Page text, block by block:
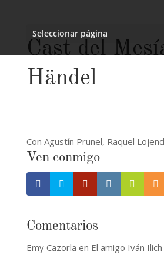
Seleccionar página
Cast del
Händel
Con Agustín Prunel, Raquel
Ven conmigo
Comentarios
Emy Cazorla en El amigo Iván